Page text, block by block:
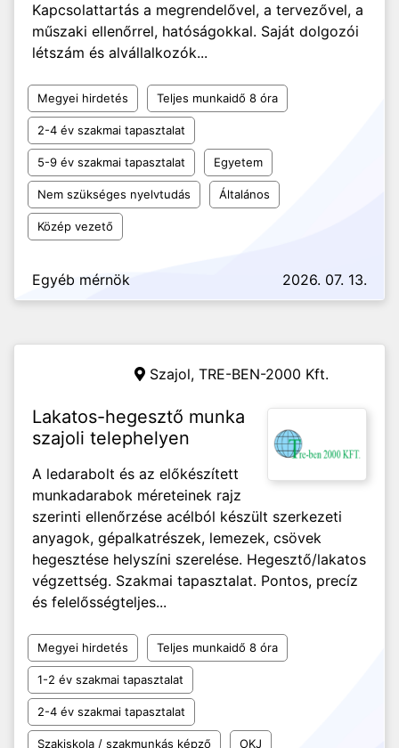
Kapcsolattartás a megrendelővel, a tervezővel, a
műszaki ellenőrrel, hatóságokkal. Saját dolgozói
létszám és alvállalkozók...
Megyei hirdetés Teljes munkaidő 8 óra
2-4 év szakmai tapasztalat
5-9 év szakmai tapasztalat Egyetem
Nem szükséges nyelvtudás Általános
Közép vezető
Egyéb mérnök 2026. 07. 13.
Szajol, TRE-BEN-2000 Kft.
Lakatos-hegesztő munka
szajoli telephelyen
A ledarabolt és az előkészített
munkadarabok méreteinek rajz
szerinti ellenőrzése acélból készült szerkezeti
anyagok, gépalkatrészek, lemezek, csövek
hegesztése helyszíni szerelése. Hegesztő/lakatos
végzettség. Szakmai tapasztalat. Pontos, precíz
és felelősségteljes...
Megyei hirdetés Teljes munkaidő 8 óra
1-2 év szakmai tapasztalat
2-4 év szakmai tapasztalat
Szakiskola / szakmunkás képző OKJ